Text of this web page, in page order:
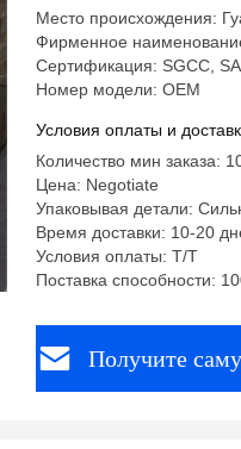
Место происхождения:
Фирменное
Сертификация: SGCC,
Номер модели: OEM
Условия оплаты и
Количество мин заказа:
Цена: Negotiate
Упаковывая детали:
Время доставки: 10-20
Условия оплаты: T/T
Поставка способности:
Получите